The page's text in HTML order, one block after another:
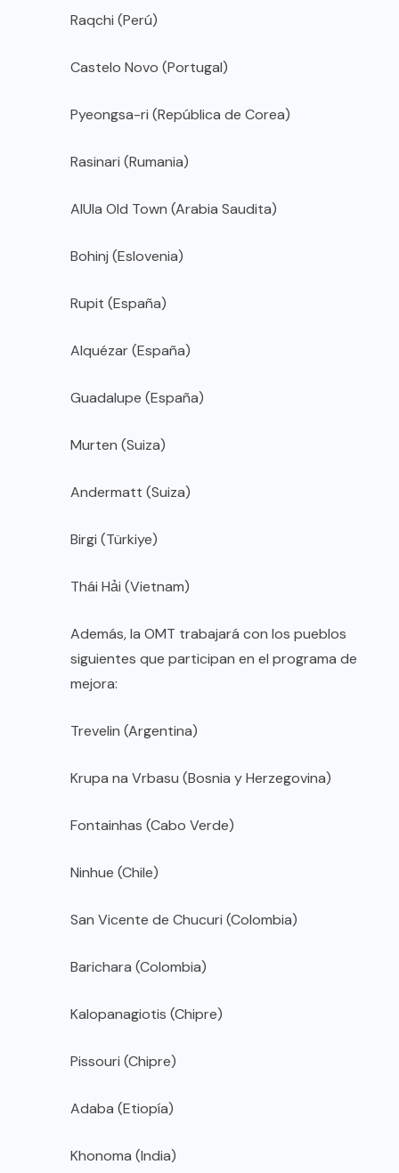
Raqchi (Perú)
Castelo Novo (Portugal)
Pyeongsa-ri (República de Corea)
Rasinari (Rumania)
AlUla Old Town (Arabia Saudita)
Bohinj (Eslovenia)
Rupit (España)
Alquézar (España)
Guadalupe (España)
Murten (Suiza)
Andermatt (Suiza)
Birgi (Türkiye)
Thái Hải (Vietnam)
Además, la OMT trabajará con los pueblos
siguientes que participan en el programa de
mejora:
Trevelin (Argentina)
Krupa na Vrbasu (Bosnia y Herzegovina)
Fontainhas (Cabo Verde)
Ninhue (Chile)
San Vicente de Chucuri (Colombia)
Barichara (Colombia)
Kalopanagiotis (Chipre)
Pissouri (Chipre)
Adaba (Etiopía)
Khonoma (India)